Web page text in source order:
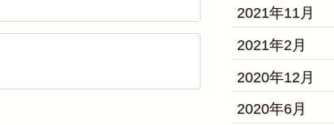
2021年11月
2021年2月
2020年12月
2020年6月